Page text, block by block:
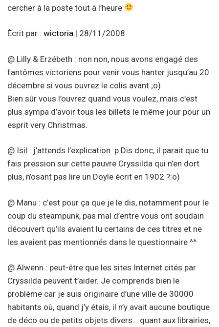
cercher à la poste tout à l’heure
Écrit par : wictoria | 28/11/2008
@ Lilly & Erzébeth : non non, nous avons engagé des
fantômes victoriens pour venir vous hanter jusqu’au 20
décembre si vous ouvrez le colis avant ;o)
Bien sûr vous l’ouvrez quand vous voulez, mais c’est
plus sympa d’avoir tous les billets le même jour pour un
esprit very Christmas.
@ Isil : j’attends l’explication :p Dis donc, il parait que tu
fais pression sur cette pauvre Cryssilda qui n’en dort
plus, n’osant pas lire un Doyle écrit en 1902 ?:o)
@ Manu : c’est pour ça que je le dis, notamment pour le
coup du steampunk, pas mal d’entre vous ont soudain
découvert qu’ils avaient lu certains de ces titres et ne
les avaient pas mentionnés dans le questionnaire ^^
@ Alwenn : peut-être que les sites Internet cités par
Cryssilda peuvent t’aider. Je comprends bien le
problème car je suis originaire d’une ville de 30000
habitants où, quand j’y étais, il n’y avait aucune boutique
de déco ou de petits objets divers… quant aux librairies,